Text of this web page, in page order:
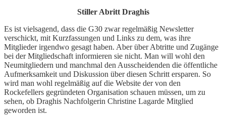
Stiller Abritt Draghis
Es ist vielsagend, dass die G30 zwar regelmäßig Newsletter
verschickt, mit Kurzfassungen und Links zu dem, was ihre
Mitglieder irgendwo gesagt haben. Aber über Abtritte und Zugänge
bei der Mitgliedschaft informieren sie nicht. Man will wohl den
Neumitgliedern und manchmal den Ausscheidenden die öffentliche
Aufmerksamkeit und Diskussion über diesen Schritt ersparen. So
wird man wohl regelmäßig auf die Website der von den
Rockefellers gegründeten Organisation schauen müssen, um zu
sehen, ob Draghis Nachfolgerin Christine Lagarde Mitglied
geworden ist.